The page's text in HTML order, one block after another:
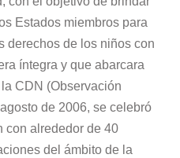
Estados miembros para
derechos de los niños con
íntegra y que abarcara
CDN (Observación
de 2006, se celebró
con alrededor de 40
del ámbito de la